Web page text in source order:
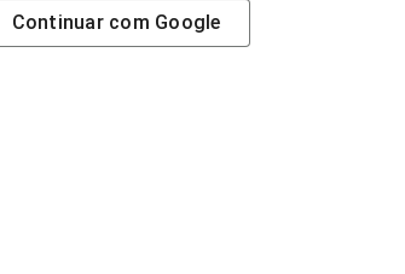
Continuar com Google